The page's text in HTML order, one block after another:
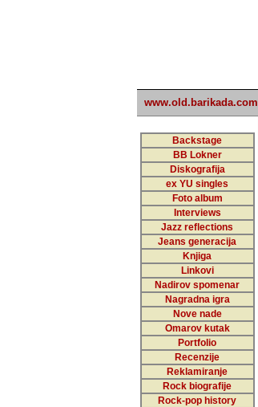
www.old.barikada.com
Backstage
BB Lokner
Diskografija
ex YU singles
Foto album
Interviews
Jazz reflections
Jeans generacija
Knjiga
Linkovi
Nadirov spomenar
Nagradna igra
Nove nade
Omarov kutak
Portfolio
Recenzije
Reklamiranje
Rock biografije
Rock-pop history